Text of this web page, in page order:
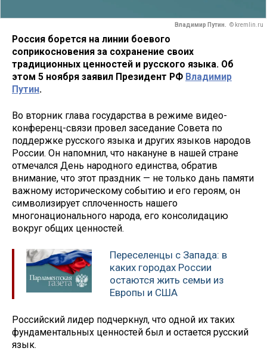
Владимир Путин. © kremlin.ru
Россия борется на линии боевого
соприкосновения за сохранение своих
традиционных ценностей и русского языка. Об
этом 5 ноября заявил Президент РФ Владимир
Путин.
Во вторник глава государства в режиме видео-
конференц-связи провел заседание Совета по
поддержке русского языка и других языков народов
России. Он напомнил, что накануне в нашей стране
отмечался День народного единства, обратив
внимание, что этот праздник — не только дань памяти
важному историческому событию и его героям, он
символизирует сплоченность нашего
многонационального народа, его консолидацию
вокруг общих ценностей.
Переселенцы с Запада: в
каких городах России
остаются жить семьи из
Европы и США
Российский лидер подчеркнул, что одной их таких
фундаментальных ценностей был и остается русский
язык.